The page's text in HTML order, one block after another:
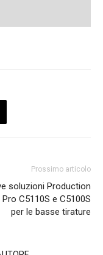
Prossimo articolo
soluzioni Production
C5110S e C5100S
per le basse tirature